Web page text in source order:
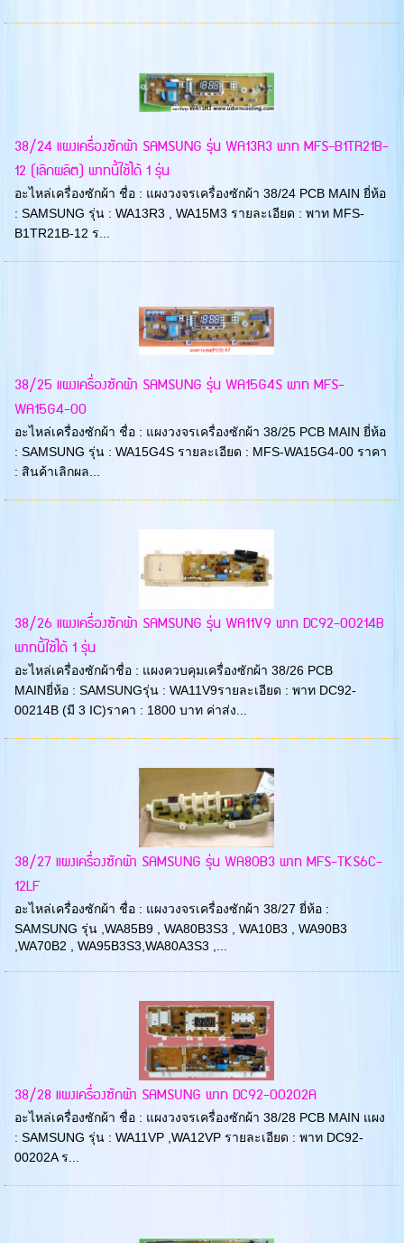
38/24 แผงเครื่องซักผ้า SAMSUNG รุ่น WA13R3 พาท MFS-B1TR21B-
12 (เลิกผลิต) พาทนี้ใช้ได้ 1 รุ่น
อะไหล่เครื่องซักผ้า ชื่อ : แผงวงจรเครื่องซักผ้า 38/24 PCB MAIN ยี่ห้อ
: SAMSUNG รุ่น : WA13R3 , WA15M3 รายละเอียด : พาท MFS-
B1TR21B-12 ร...
38/25 แผงเครื่องซักผ้า SAMSUNG รุ่น WA15G4S พาท MFS-
WA15G4-00
อะไหล่เครื่องซักผ้า ชื่อ : แผงวงจรเครื่องซักผ้า 38/25 PCB MAIN ยี่ห้อ
: SAMSUNG รุ่น : WA15G4S รายละเอียด : MFS-WA15G4-00 ราคา
: สินค้าเลิกผล...
38/26 แผงเครื่องซักผ้า SAMSUNG รุ่น WA11V9 พาท DC92-00214B
พาทนี้ใช้ได้ 1 รุ่น
อะไหล่เครื่องซักผ้าชื่อ : แผงควบคุมเครื่องซักผ้า 38/26 PCB
MAINยี่ห้อ : SAMSUNGรุ่น : WA11V9รายละเอียด : พาท DC92-
00214B (มี 3 IC)ราคา : 1800 บาท ค่าส่ง...
38/27 แผงเครื่องซักผ้า SAMSUNG รุ่น WA80B3 พาท MFS-TKS6C-
12LF
อะไหล่เครื่องซักผ้า ชื่อ : แผงวงจรเครื่องซักผ้า 38/27 ยี่ห้อ :
SAMSUNG รุ่น ,WA85B9 , WA80B3S3 , WA10B3 , WA90B3
,WA70B2 , WA95B3S3,WA80A3S3 ,...
38/28 แผงเครื่องซักผ้า SAMSUNG พาท DC92-00202A
อะไหล่เครื่องซักผ้า ชื่อ : แผงวงจรเครื่องซักผ้า 38/28 PCB MAIN แผง
: SAMSUNG รุ่น : WA11VP ,WA12VP รายละเอียด : พาท DC92-
00202A ร...